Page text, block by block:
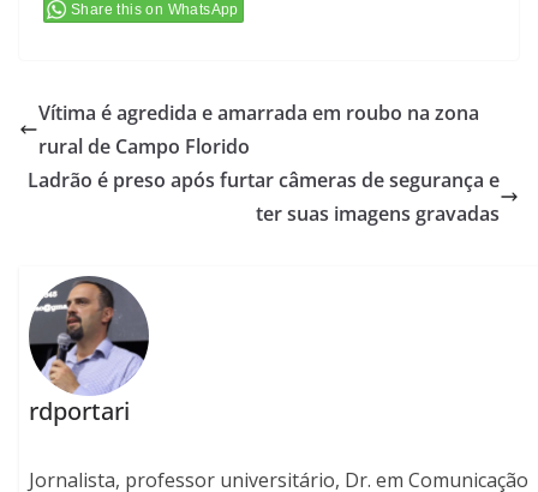
Share this on WhatsApp
Vítima é agredida e amarrada em roubo na zona
rural de Campo Florido
Ladrão é preso após furtar câmeras de segurança e
ter suas imagens gravadas
rdportari
Jornalista, professor universitário, Dr. em Comunicação